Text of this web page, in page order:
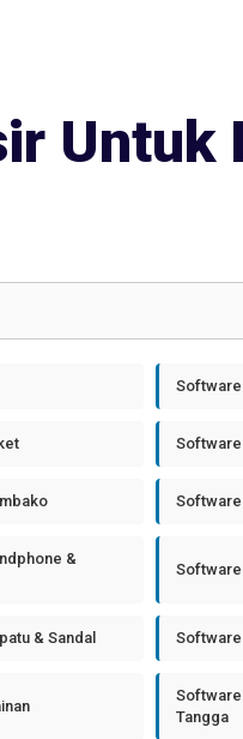
Untuk
Software
&
& Sandal
Software
Tangga